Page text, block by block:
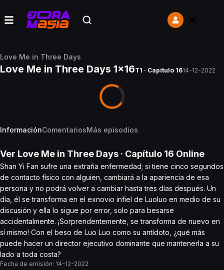
Love Me in Three Days
Love Me in Three Days 1x16T1 · Capítulo 1614-12-2022
InformaciónComentariosMás episodios
Ver Love Me in Three Days · Capítulo 16 Online
Shan Yi Fan sufre una extraña enfermedad; si tiene cinco segundos
de contacto físico con alguien, cambiará a la apariencia de esa
persona y no podrá volver a cambiar hasta tres días después. Un
día, él se transforma en el exnovio infiel de Luoluo en medio de su
discusión y ella lo sigue por error, solo para besarse
accidentalmente. ¡Sorprendentemente, se transforma de nuevo en
sí mismo! Con el beso de Luo Luo como su antídoto, ¿qué más
puede hacer un director ejecutivo dominante que mantenerla a su
lado a toda costa?
Fecha de emisión: 14-12-2022